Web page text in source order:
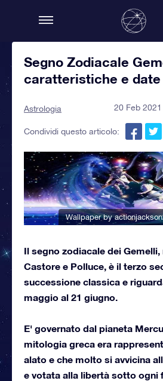
Segno Zodiacale
caratteristiche e date
Astrologia 20 Feb 2021
Condividi questo articolo:
Wallpaper by
Il segno zodiacale dei
Castore e Polluce, è il terzo
successione classica e
maggio al 21 giugno.
E' governato dal pianeta
mitologia greca era
alato e che molto si avvicina
e votata alla libertà sotto ogni